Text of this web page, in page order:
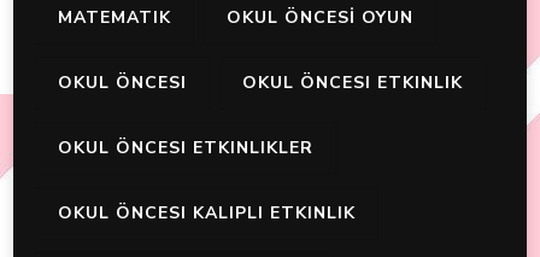
MATEMATIK OKUL ÖNCESİ OYUN
OKUL ÖNCESI OKUL ÖNCESI ETKINLIK
OKUL ÖNCESI ETKINLIKLER
OKUL ÖNCESI KALIPLI ETKINLIK